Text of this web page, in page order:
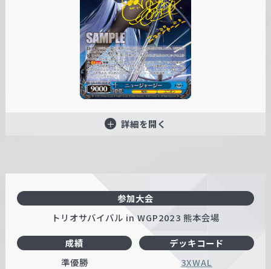
詳細を開く
参加大会
トリオサバイバル in WGP2023 熊本会場
成績
準優勝
デッキコード
3XWAL